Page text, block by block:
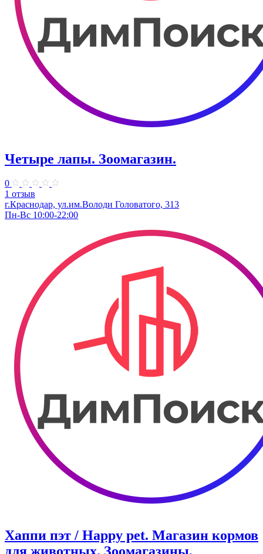
Четыре лапы. Зоомагазин.
0
1 отзыв
г.Краснодар, ул.им.Володи Головатого, 313
Пн-Вс 10:00-22:00
Хаппи пэт / Happy pet. Магазин кормов